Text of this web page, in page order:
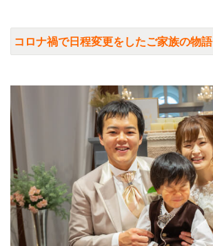
コロナ禍で日程変更をしたご家族の物語